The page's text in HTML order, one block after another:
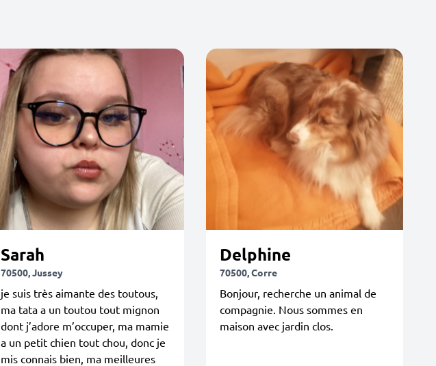
Sarah
70500, Jussey
je suis très aimante des toutous,
ma tata a un toutou tout mignon
dont j’adore m’occuper, ma mamie
a un petit chien tout chou, donc je
mis connais bien, ma meilleures
Delphine
70500, Corre
Bonjour, recherche un animal de
compagnie. Nous sommes en
maison avec jardin clos.